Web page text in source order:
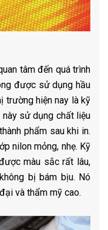
tâm đến quá trình
được sử dụng hầu
trường hiện nay là kỹ
này sử dụng chất liệu
phẩm sau khi in.
nilon mỏng, nhẹ. Kỹ
màu sắc rất lâu,
bị bám bịu. Nó
và thẩm mỹ cao.